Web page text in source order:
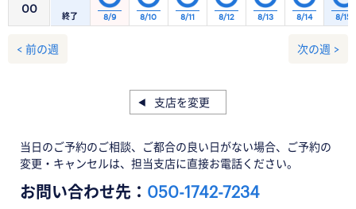
00
終了 8/9 8/10 8/11 8/12 8/13 8/14 8/15
< 前の週 次の週 >
支店を変更
当日のご予約のご相談、ご都合の良い日がない場合、ご予約の
変更・キャンセルは、担当支店に直接お電話ください。
お問い合わせ先： 050-1742-7234